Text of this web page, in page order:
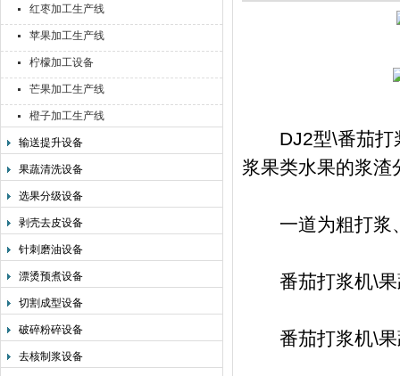
红枣加工生产线
苹果加工生产线
柠檬加工设备
芒果加工生产线
橙子加工生产线
输送提升设备
果蔬清洗设备
选果分级设备
剥壳去皮设备
针刺磨油设备
漂烫预煮设备
切割成型设备
破碎粉碎设备
去核制浆设备
DJ2型\番茄打浆
浆果类水果的浆渣
一道为粗打浆、
番茄打浆机\果
番茄打浆机\果